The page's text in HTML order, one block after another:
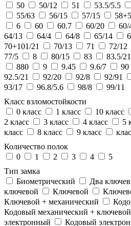
50
50/12 51 53.5/5.5
55/63
56/15 57/15
6
60 60.7 60/20 60/
64/13
64/4 64/8 65/14
70+101/21
70/13 71 72/12
77/5
8 80/15 83 83.5/21
880
9 9.45 9.6/7 90
92.5/21
92/20 92/8 92/91
93/17
96.8/5.6 98/8
99/11
Класс взломостойкости
0 класс
1 класс 10 класс
2 класс
3 класс 4 класс 5
класс
8 класс 9 класс
Количество полок
0
1 2 3 4
5
Тип замка
Биометрический
Два
ключевой
Ключевой
Ключевой + механический
Кодовый механический + ключевой
электронный
Кодовый